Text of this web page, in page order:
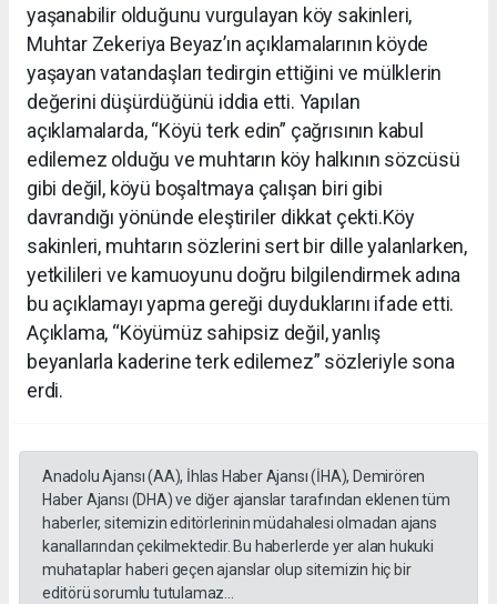
yaşanabilir olduğunu vurgulayan köy sakinleri,
Muhtar Zekeriya Beyaz’ın açıklamalarının köyde
yaşayan vatandaşları tedirgin ettiğini ve mülklerin
değerini düşürdüğünü iddia etti. Yapılan
açıklamalarda, “Köyü terk edin” çağrısının kabul
edilemez olduğu ve muhtarın köy halkının sözcüsü
gibi değil, köyü boşaltmaya çalışan biri gibi
davrandığı yönünde eleştiriler dikkat çekti.Köy
sakinleri, muhtarın sözlerini sert bir dille yalanlarken,
yetkilileri ve kamuoyunu doğru bilgilendirmek adına
bu açıklamayı yapma gereği duyduklarını ifade etti.
Açıklama, “Köyümüz sahipsiz değil, yanlış
beyanlarla kaderine terk edilemez” sözleriyle sona
erdi.
Anadolu Ajansı (AA), İhlas Haber Ajansı (İHA), Demirören
Haber Ajansı (DHA) ve diğer ajanslar tarafından eklenen tüm
haberler, sitemizin editörlerinin müdahalesi olmadan ajans
kanallarından çekilmektedir. Bu haberlerde yer alan hukuki
muhataplar haberi geçen ajanslar olup sitemizin hiç bir
editörü sorumlu tutulamaz...